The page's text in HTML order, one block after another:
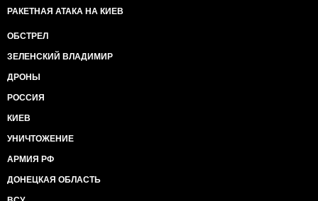
РАКЕТНАЯ АТАКА НА КИЕВ
ОБСТРЕЛ
ЗЕЛЕНСКИЙ ВЛАДИМИР
ДРОНЫ
РОССИЯ
КИЕВ
УНИЧТОЖЕНИЕ
АРМИЯ РФ
ДОНЕЦКАЯ ОБЛАСТЬ